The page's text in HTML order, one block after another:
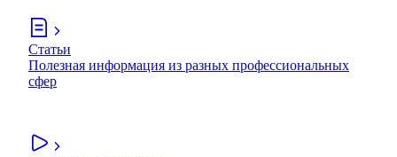
Статьи
Полезная информация из разных профессиональных
сфер